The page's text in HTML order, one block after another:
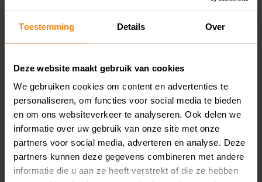
Toestemming Details Over
Deze website maakt gebruik van cookies
We gebruiken cookies om content en advertenties te
personaliseren, om functies voor social media te bieden
en om ons websiteverkeer te analyseren. Ook delen we
informatie over uw gebruik van onze site met onze
partners voor social media, adverteren en analyse. Deze
partners kunnen deze gegevens combineren met andere
informatie die u aan ze heeft verstrekt of die ze hebben
Een stichting ondersteunt de tuchtcolleges
jaarlijkse bijdrage. De stichting meent dat zij
geen btw-ondernemer is, omdat zij niet
zelfstandig opereert en haar diensten
Published July 2, 2026